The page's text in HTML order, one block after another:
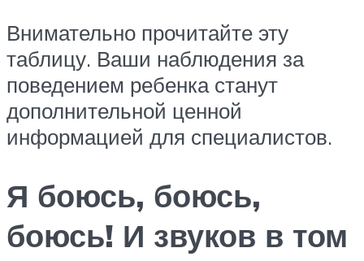
Внимательно прочитайте эту
таблицу. Ваши наблюдения за
поведением ребенка станут
дополнительной ценной
информацией для специалистов.
Я боюсь, боюсь,
боюсь! И звуков в том